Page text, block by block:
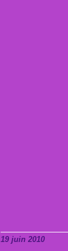
19 juin 2010